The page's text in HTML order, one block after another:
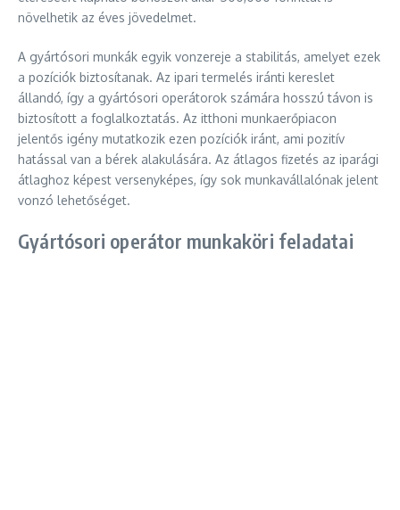
növelhetik az éves jövedelmet.
A gyártósori munkák egyik vonzereje a stabilitás, amelyet ezek
a pozíciók biztosítanak. Az ipari termelés iránti kereslet
állandó, így a gyártósori operátorok számára hosszú távon is
biztosított a foglalkoztatás. Az itthoni munkaerőpiacon
jelentős igény mutatkozik ezen pozíciók iránt, ami pozitív
hatással van a bérek alakulására. Az átlagos fizetés az iparági
átlaghoz képest versenyképes, így sok munkavállalónak jelent
vonzó lehetőséget.
Gyártósori operátor munkaköri feladatai